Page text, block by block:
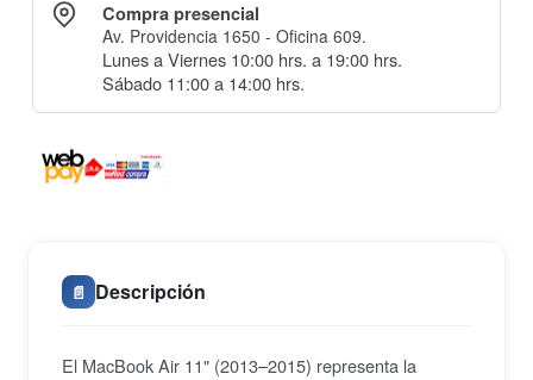
Compra presencial
Av. Providencia 1650 - Oficina 609.
Lunes a Viernes 10:00 hrs. a 19:00 hrs.
Sábado 11:00 a 14:00 hrs.
📄 Descripción
El MacBook Air 11" (2013–2015) representa la